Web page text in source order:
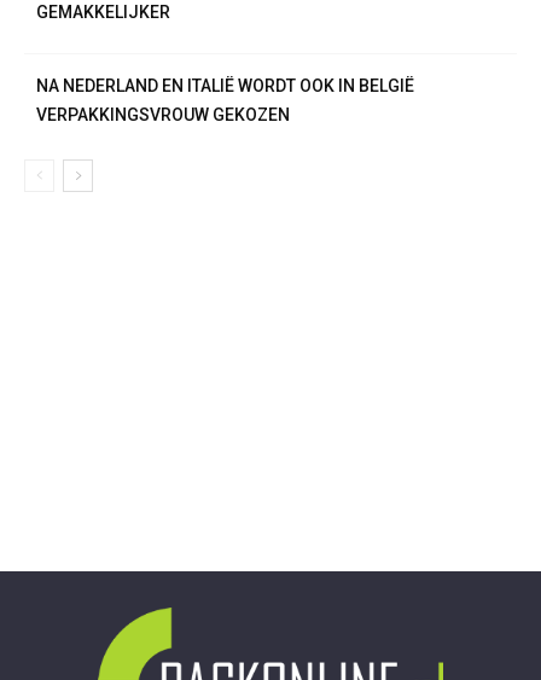
GEMAKKELIJKER
NA NEDERLAND EN ITALIË WORDT OOK IN BELGIË
VERPAKKINGSVROUW GEKOZEN